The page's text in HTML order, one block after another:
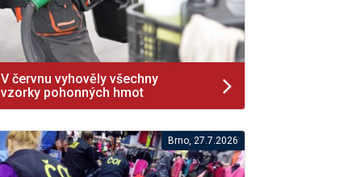
V červnu vyhověly všechny
vzorky pohonných hmot
Brno, 27.7.2026